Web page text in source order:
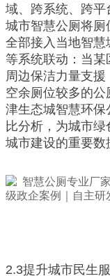
域、跨系统、跨
城市智慧公厕将
全部接入当地智慧
等系统联动：当
周边保洁力量支
空余厕位较多的
津生态城智慧环
比分析，为城市
城市建设的重要数
2.3提升城市民生